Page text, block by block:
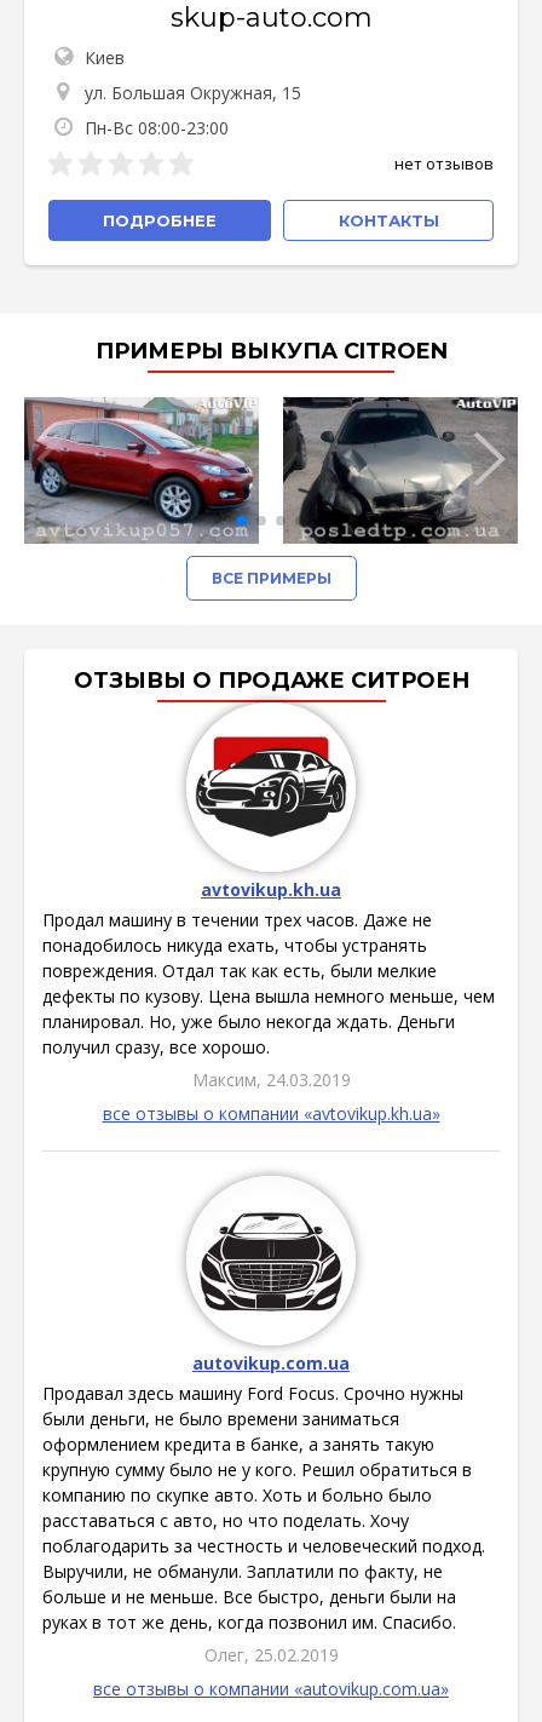
skup-auto.com
Киев
ул. Большая Окружная, 15
Пн-Вс 08:00-23:00
нет отзывов
ПОДРОБНЕЕ КОНТАКТЫ
ПРИМЕРЫ ВЫКУПА CITROEN
ВСЕ ПРИМЕРЫ
ОТЗЫВЫ О ПРОДАЖЕ СИТРОЕН
avtovikup.kh.ua
Продал машину в течении трех часов. Даже не
понадобилось никуда ехать, чтобы устранять
повреждения. Отдал так как есть, были мелкие
дефекты по кузову. Цена вышла немного меньше, чем
планировал. Но, уже было некогда ждать. Деньги
получил сразу, все хорошо.
Максим, 24.03.2019
все отзывы о компании «avtovikup.kh.ua»
autovikup.com.ua
Продавал здесь машину Ford Focus. Срочно нужны
были деньги, не было времени заниматься
оформлением кредита в банке, а занять такую
крупную сумму было не у кого. Решил обратиться в
компанию по скупке авто. Хоть и больно было
расставаться с авто, но что поделать. Хочу
поблагодарить за честность и человеческий подход.
Выручили, не обманули. Заплатили по факту, не
больше и не меньше. Все быстро, деньги были на
руках в тот же день, когда позвонил им. Спасибо.
Олег, 25.02.2019
все отзывы о компании «autovikup.com.ua»